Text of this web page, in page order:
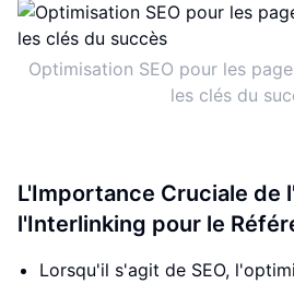
Optimisation SEO pour les
les clés du
L'Importance Cruciale de
l'Interlinking pour le
Lorsqu'il s'agit de SEO,